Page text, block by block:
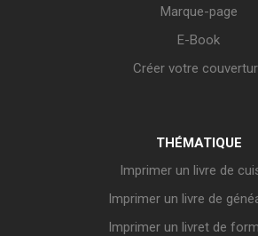
Marque-page
E-Book
Créer votre
THÉMATIQUE
Imprimer un livre de
Imprimer un livre de
Imprimer un livret de